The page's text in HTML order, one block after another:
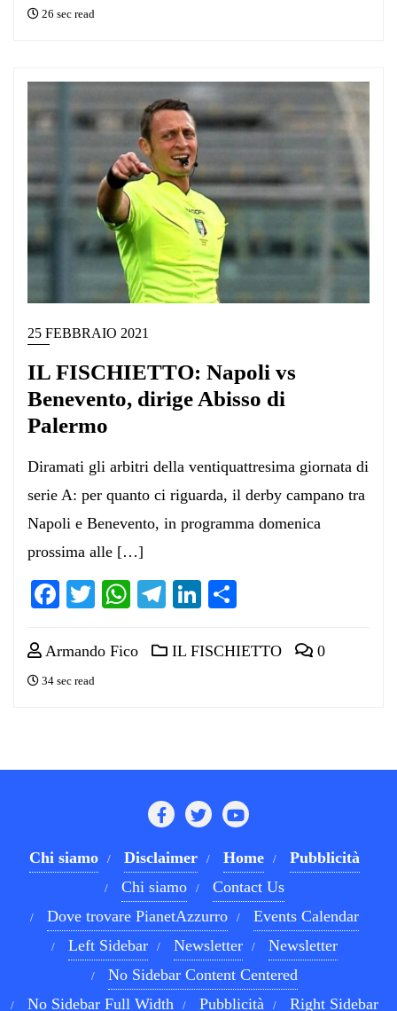
26 sec read
25 FEBBRAIO 2021
IL FISCHIETTO: Napoli vs
Benevento, dirige Abisso di
Palermo
Diramati gli arbitri della ventiquattresima giornata di
serie A: per quanto ci riguarda, il derby campano tra
Napoli e Benevento, in programma domenica
prossima alle […]
Facebook
TwitterWhatsApp
Telegram
LinkedIn
Armando Fico IL FISCHIETTO 0
34 sec read
Chi siamo Disclaimer Home
Pubblicità
Chi siamo
Contact Us
Dove trovare PianetAzzurro
Events Calendar
Left Sidebar
Newsletter
Newsletter
No Sidebar Content Centered
No Sidebar Full Width
Pubblicità Right Sidebar